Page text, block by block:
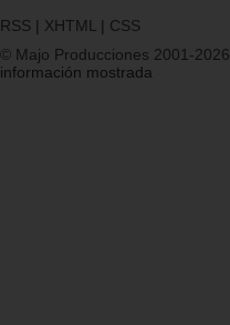
RSS | XHTML | CSS
© Majo Producciones 2001-2026
información mostrada